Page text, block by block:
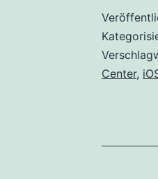
Center,